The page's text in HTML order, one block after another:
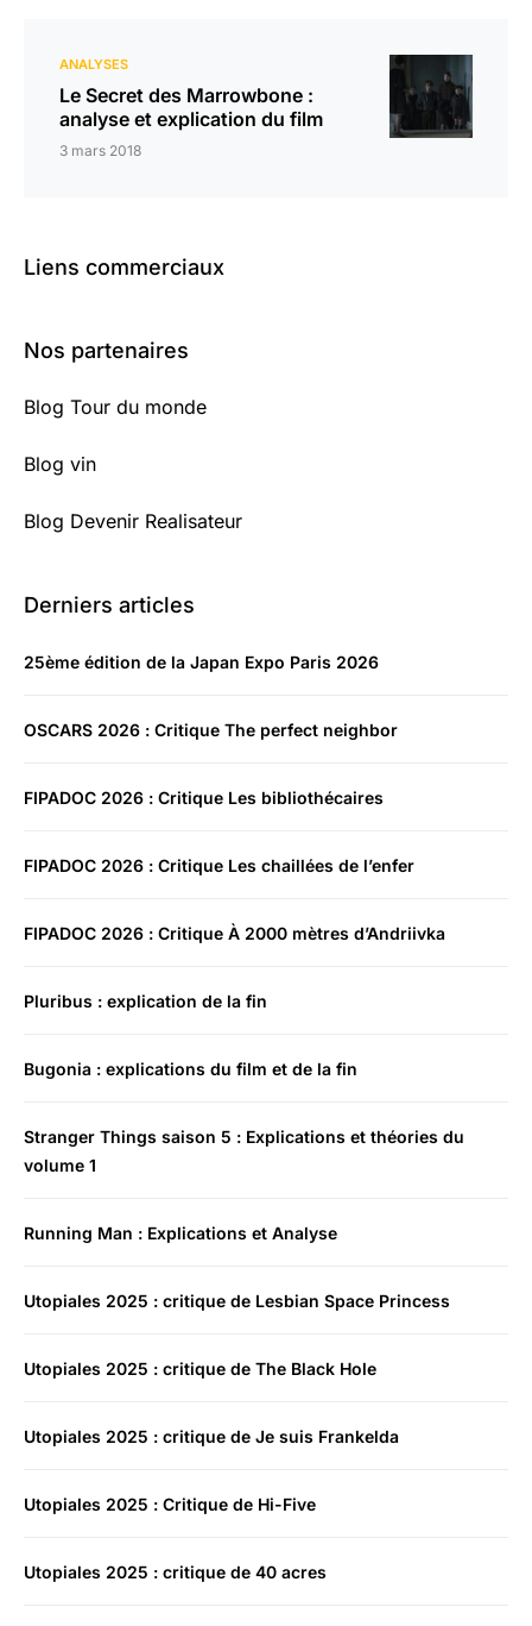
ANALYSES
Le Secret des Marrowbone :
analyse et explication du film
3 mars 2018
Liens commerciaux
Nos partenaires
Blog Tour du monde
Blog vin
Blog Devenir Realisateur
Derniers articles
25ème édition de la Japan Expo Paris 2026
OSCARS 2026 : Critique The perfect neighbor
FIPADOC 2026 : Critique Les bibliothécaires
FIPADOC 2026 : Critique Les chaillées de l’enfer
FIPADOC 2026 : Critique À 2000 mètres d’Andriivka
Pluribus : explication de la fin
Bugonia : explications du film et de la fin
Stranger Things saison 5 : Explications et théories du
volume 1
Running Man : Explications et Analyse
Utopiales 2025 : critique de Lesbian Space Princess
Utopiales 2025 : critique de The Black Hole
Utopiales 2025 : critique de Je suis Frankelda
Utopiales 2025 : Critique de Hi-Five
Utopiales 2025 : critique de 40 acres